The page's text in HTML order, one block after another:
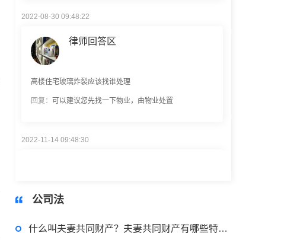
律师回答区
高楼住宅玻璃炸裂应该找谁处理
回复：可以建议您先找一下物业，由物业处置
律师回答区
公司法
什么叫夫妻共同财产？夫妻共同财产有哪些特征？